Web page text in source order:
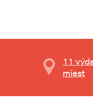
11
miest